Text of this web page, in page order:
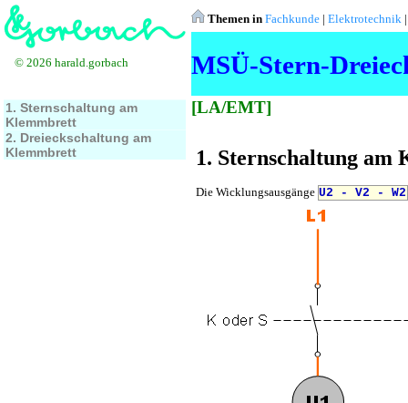
Themen in Fachkunde | Elektrotechnik
MSÜ-Stern-
[LA/EMT]
© 2026 harald.gorbach
1. Sternschaltung am
Klemmbrett
2. Dreieckschaltung am
Klemmbrett
1. Sternschaltung am
Die Wicklungsausgänge U2 - V2 - W2